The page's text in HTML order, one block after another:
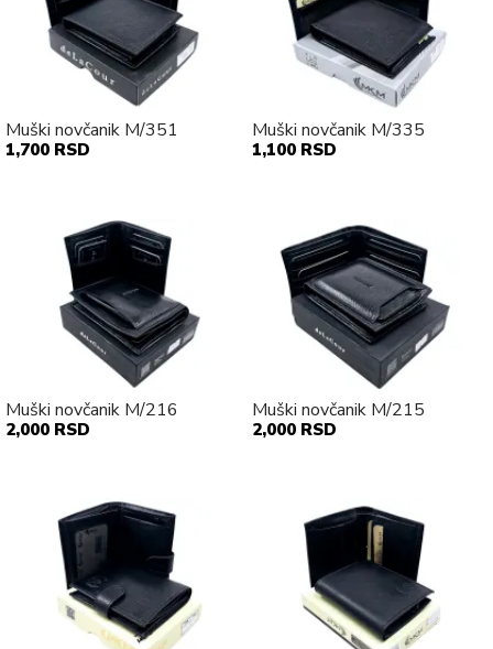
Muški novčanik M/351
1,700 RSD
Muški novčanik M/335
1,100 RSD
Muški novčanik M/216
2,000 RSD
Muški novčanik M/215
2,000 RSD